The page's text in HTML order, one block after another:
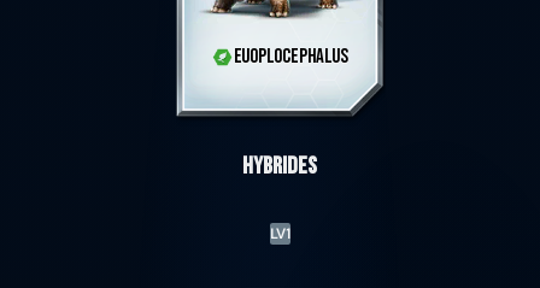
EUOPLOCEPHALUS
Hybrides
LV1